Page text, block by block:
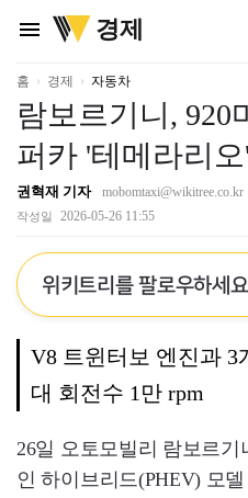
menu
위
키
리
경제
홈 경제 자동차
람보르기니, 920
퍼카 '테메라리
권혁재 기자 mobomtaxi@wikitree.co.kr
작성일 2026-05-26 11:55
위키트리를 팔로우하세요
V8 트윈터보 엔진과
대 회전수 1만 rpm
26일 오토모빌리 람보르
인 하이브리드(PHEV) 모